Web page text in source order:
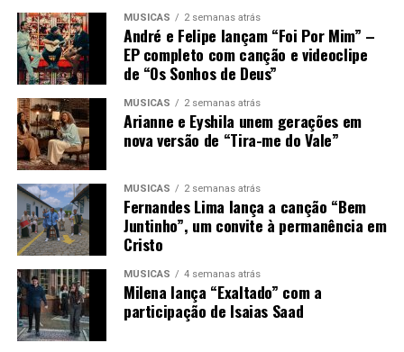
MÚSICAS 2 semanas atrás
André e Felipe lançam “Foi Por Mim” –
EP completo com canção e videoclipe
de “Os Sonhos de Deus”
MÚSICAS 2 semanas atrás
Arianne e Eyshila unem gerações em
nova versão de “Tira-me do Vale”
MÚSICAS 2 semanas atrás
Fernandes Lima lança a canção “Bem
Juntinho”, um convite à permanência em
Cristo
MÚSICAS 4 semanas atrás
Milena lança “Exaltado” com a
participação de Isaias Saad